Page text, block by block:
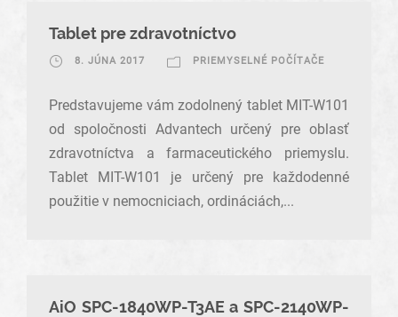
Tablet pre zdravotníctvo
8. JÚNA 2017 PRIEMYSELNÉ POČÍTAČE
Predstavujeme vám zodolnený tablet MIT-W101
od spoločnosti Advantech určený pre oblasť
zdravotníctva a farmaceutického priemyslu.
Tablet MIT-W101 je určený pre každodenné
použitie v nemocniciach, ordináciách,...
AiO SPC-1840WP-T3AE a SPC-2140WP-